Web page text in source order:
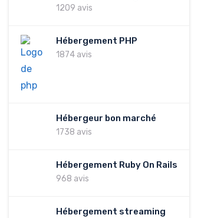
1209 avis
Hébergement PHP
1874 avis
Hébergeur bon marché
1738 avis
Hébergement Ruby On Rails
968 avis
Hébergement streaming